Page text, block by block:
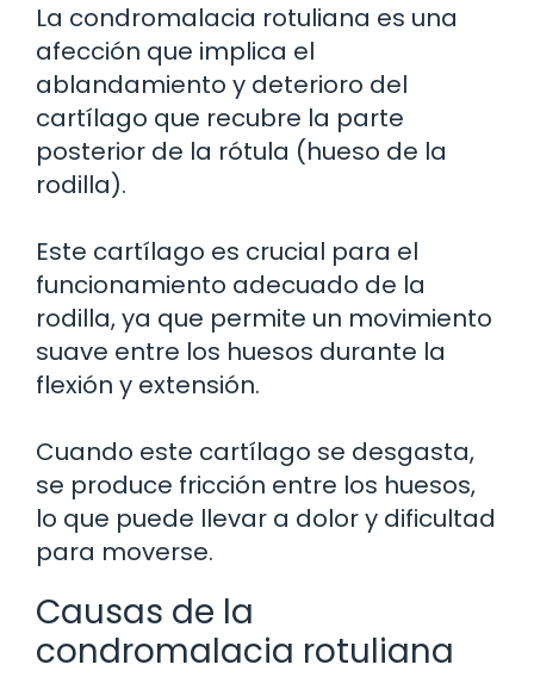
La condromalacia rotuliana es una
afección que implica el
ablandamiento y deterioro del
cartílago que recubre la parte
posterior de la rótula (hueso de la
rodilla).
Este cartílago es crucial para el
funcionamiento adecuado de la
rodilla, ya que permite un movimiento
suave entre los huesos durante la
flexión y extensión.
Cuando este cartílago se desgasta,
se produce fricción entre los huesos,
lo que puede llevar a dolor y dificultad
para moverse.
Causas de la
condromalacia rotuliana